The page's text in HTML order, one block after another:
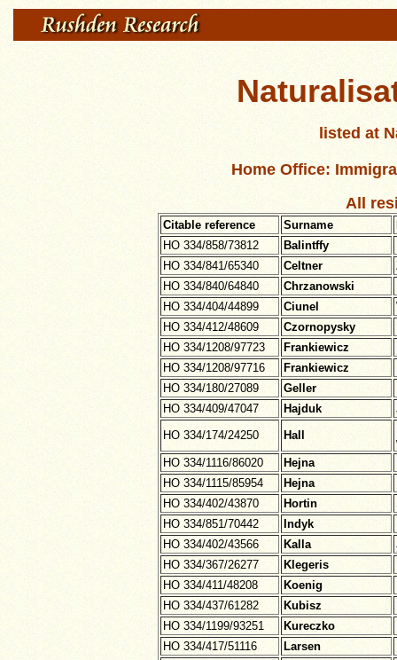
listed at
Home Office:
All
Citable reference Surname
HO 334/858/73812
Balintffy
HO 334/841/65340
Celtner
HO 334/840/64840
Chrzanowski
HO 334/404/44899
Ciunel
HO 334/412/48609
Czornopysky
HO 334/1208/97723
Frankiewicz
HO 334/1208/97716
Frankiewicz
HO 334/180/27089
Geller
HO 334/409/47047
Hajduk
HO 334/174/24250
Hall
HO 334/1116/86020
Hejna
HO 334/1115/85954
Hejna
HO 334/402/43870
Hortin
HO 334/851/70442
Indyk
HO 334/402/43566
Kalla
HO 334/367/26277
Klegeris
HO 334/411/48208
Koenig
HO 334/437/61282
Kubisz
HO 334/1199/93251
Kureczko
HO 334/417/51116
Larsen